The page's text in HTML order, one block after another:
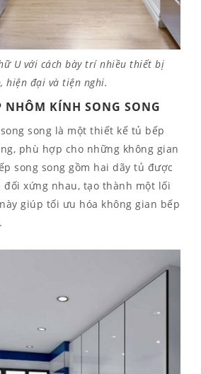
U với cách bày trí nhiều thiết bị
hiện đại và tiện nghi.
NHÔM KÍNH SONG SONG
song là một thiết kế tủ bếp
phù hợp cho những không gian
song song gồm hai dãy tủ được
đối xứng nhau, tạo thành một lối
giúp tối ưu hóa không gian bếp